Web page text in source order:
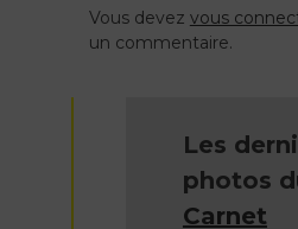
Vous devez vous
un commentaire.
Les
photos
Carnet